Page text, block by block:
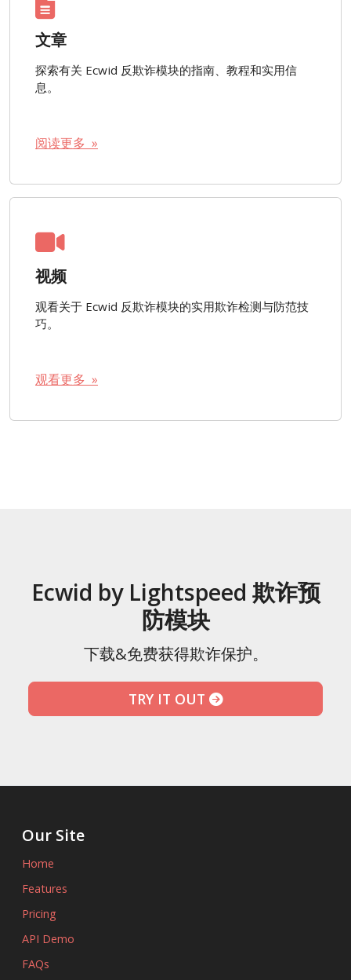
文章
探索有关 Ecwid 反欺诈模块的指南、教程和实用信
息。
阅读更多 »
视频
观看关于 Ecwid 反欺诈模块的实用欺诈检测与防范技
巧。
观看更多 »
Ecwid by Lightspeed 欺诈预
防模块
下载&免费获得欺诈保护。
TRY IT OUT
Our Site
Home
Features
Pricing
API Demo
FAQs